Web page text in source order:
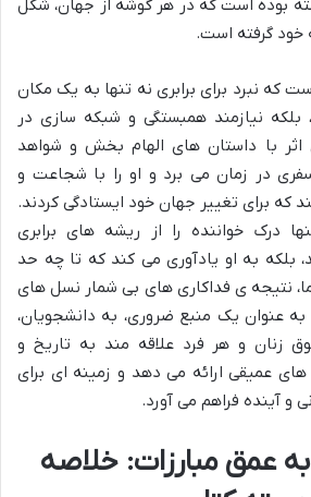
بوده است که در هر گوشه از جهان، شکل
خود گرفته است.
که نبرد برای برابری نه تنها به یک مکان
نیازمند همبستگی و شبکه سازی در
با داستان های الهام بخش و شواهد
در زمان می برد و او را با شجاعت و
که برای تغییر جهان خود ایستادگی کردند.
درک خواننده را از ریشه های برابری
بلکه به او یادآوری می کند که تا چه حد
نتیجه ی فداکاری های بی شمار نسل های
عنوان یک منبع ضروری، به دانشجویان،
زنان و هر فرد علاقه مند به تاریخ و
عمیقی ارائه می دهد و زمینه ای برای
و آینده فراهم می آورد.
عمق مبارزات: خلاصه